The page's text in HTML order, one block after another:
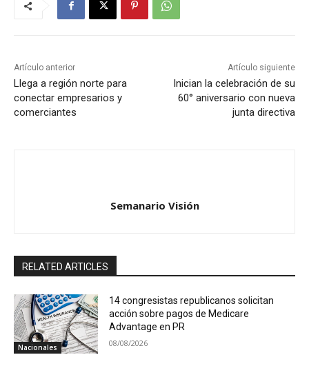
Artículo anterior
Llega a región norte para
conectar empresarios y
comerciantes
Artículo siguiente
Inician la celebración de su
60° aniversario con nueva
junta directiva
Semanario Visión
RELATED ARTICLES
Nacionales
14 congresistas republicanos solicitan
acción sobre pagos de Medicare
Advantage en PR
08/08/2026